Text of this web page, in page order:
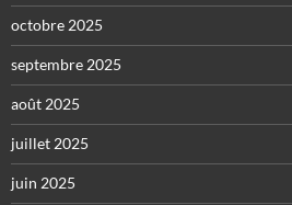
octobre 2025
septembre 2025
août 2025
juillet 2025
juin 2025